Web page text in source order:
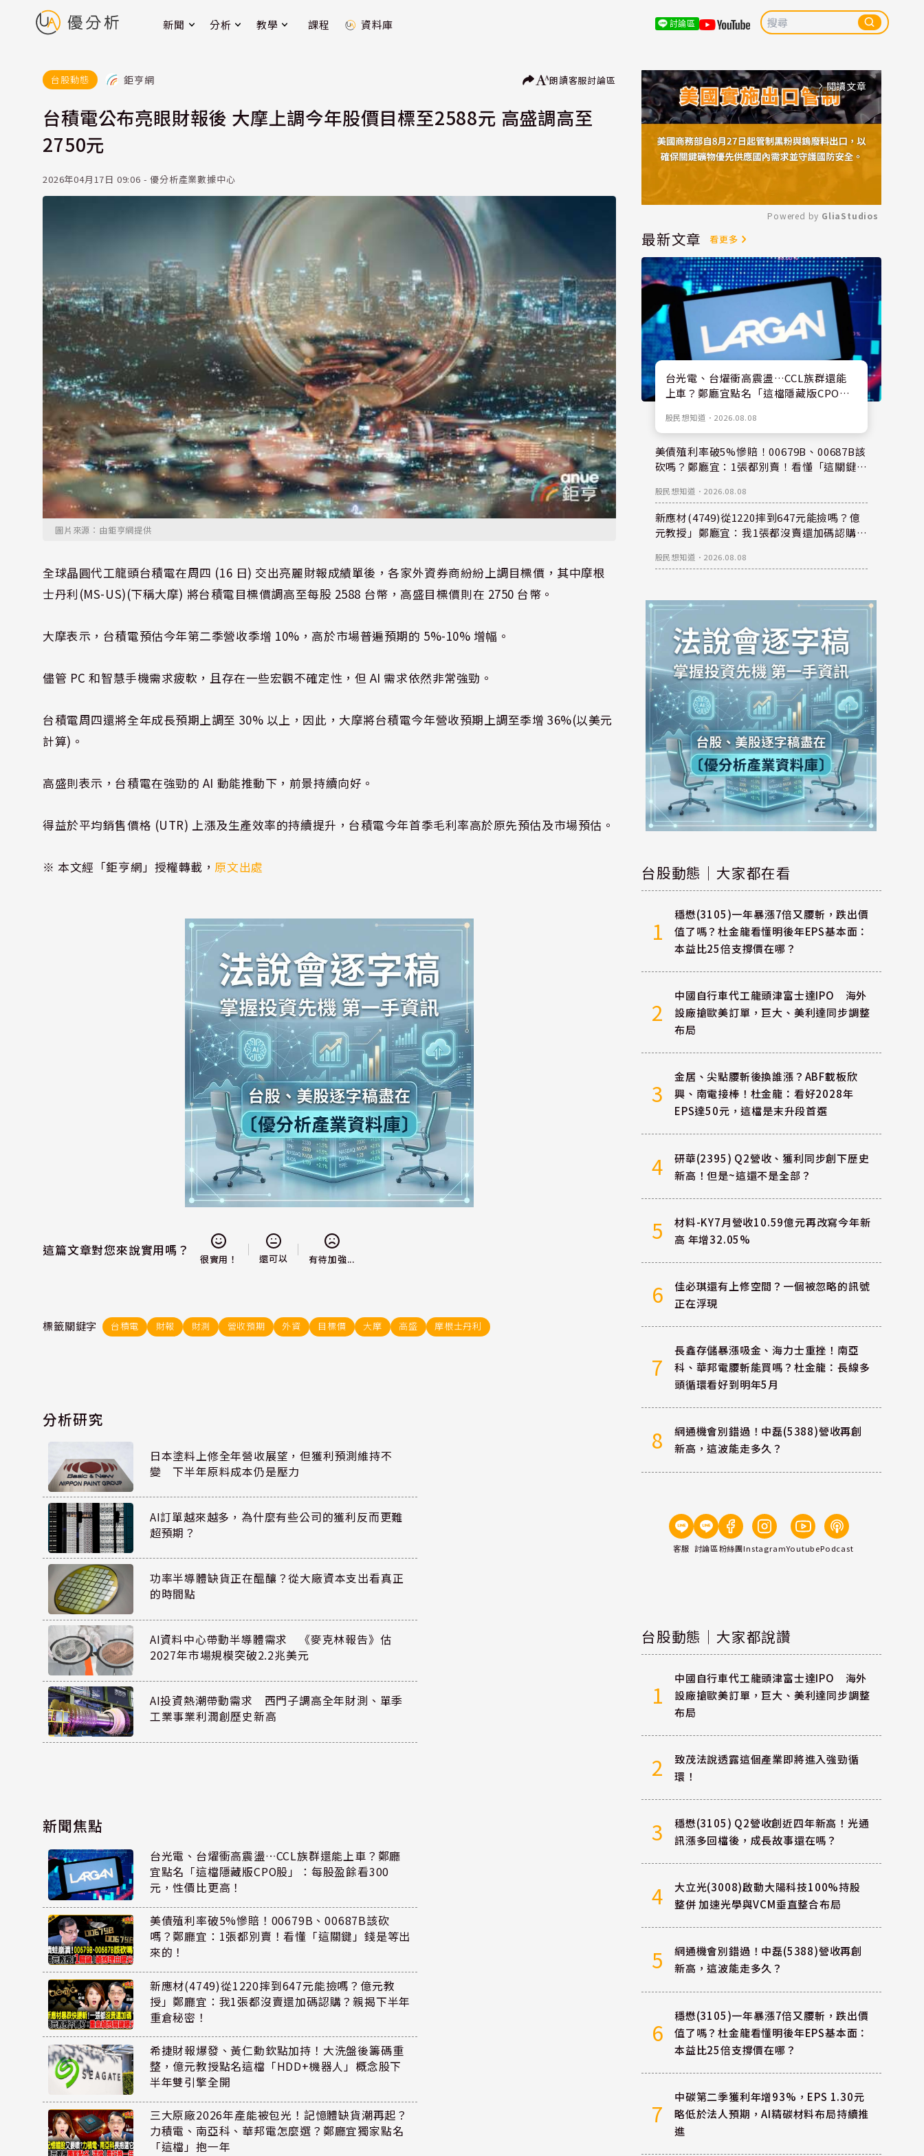
新聞 分析 教學 課程 資料庫 討論區
台股動態 鉅亨網 朗讀客服討論區
台積電公布亮眼財報後 大摩上調今年股價目標至2588元 高盛調高至
2750元
2026年04月17日 09:06 - 優分析產業數據中心
圖片來源：由鉅亨網提供
全球晶圓代工龍頭台積電在周四 (16 日) 交出亮麗財報成績單後，各家外資券商紛紛上調目標價，其中摩根
士丹利(MS-US)(下稱大摩) 將台積電目標價調高至每股 2588 台幣，高盛目標價則在 2750 台幣。
大摩表示，台積電預估今年第二季營收季增 10%，高於市場普遍預期的 5%-10% 增幅。
儘管 PC 和智慧手機需求疲軟，且存在一些宏觀不確定性，但 AI 需求依然非常強勁。
台積電周四還將全年成長預期上調至 30% 以上，因此，大摩將台積電今年營收預期上調至季增 36%(以美元
計算)。
高盛則表示，台積電在強勁的 AI 動能推動下，前景持續向好。
得益於平均銷售價格 (UTR) 上漲及生產效率的持續提升，台積電今年首季毛利率高於原先預估及市場預估。
※ 本文經「鉅亨網」授權轉載，原文出處
這篇文章對您來說實用嗎？
很實用！ 還可以 有待加強...
標籤關鍵字 台積電 財報 財測 營收預期 外資 目標價 大摩 高盛 摩根士丹利
分析研究
日本塗料上修全年營收展望，但獲利預測維持不
變 下半年原料成本仍是壓力
AI訂單越來越多，為什麼有些公司的獲利反而更難
超預期？
功率半導體缺貨正在醞釀？從大廠資本支出看真正
的時間點
AI資料中心帶動半導體需求 《麥克林報告》估
2027年市場規模突破2.2兆美元
AI投資熱潮帶動需求 西門子調高全年財測、單季
工業事業利潤創歷史新高
新聞焦點
台光電、台燿衝高震盪…CCL族群還能上車？鄭廳
宜點名「這檔隱藏版CPO股」：每股盈餘看300
元，性價比更高！
美債殖利率破5%慘賠！00679B、00687B該砍
嗎？鄭廳宜：1張都別賣！看懂「這關鍵」錢是等出
來的！
新應材(4749)從1220摔到647元能撿嗎？億元教
授」鄭廳宜：我1張都沒賣還加碼認購？親揭下半年
重倉秘密！
希捷財報爆發、黃仁勳欽點加持！大洗盤後籌碼重
整，億元教授點名這檔「HDD+機器人」概念股下
半年雙引擎全開
三大原廠2026年產能被包光！記憶體缺貨潮再起？
力積電、南亞科、華邦電怎麼選？鄭廳宜獨家點名
「這檔」抱一年
arrow_forward_ios 閱讀文章
Mute
Powered by GliaStudios
最新文章 看更多
台光電、台燿衝高震盪…CCL族群還能
上車？鄭廳宜點名「這檔隱藏版CPO
股民想知道 ． 2026.08.08
美債殖利率破5%慘賠！00679B、00687B該
砍嗎？鄭廳宜：1張都別賣！看懂「這關鍵」
股民想知道 ． 2026.08.08
新應材(4749)從1220摔到647元能撿嗎？億
元教授」鄭廳宜：我1張都沒賣還加碼認購？
股民想知道 ． 2026.08.08
台股動態｜大家都在看
1
穩懋(3105)一年暴漲7倍又腰斬，跌出價
值了嗎？杜金龍看懂明後年EPS基本面：
本益比25倍支撐價在哪？
2
中國自行車代工龍頭津富士達IPO 海外
設廠搶歐美訂單，巨大、美利達同步調整
布局
3
金居、尖點腰斬後換誰漲？ABF載板欣
興、南電接棒！杜金龍：看好2028年
EPS達50元，這檔是末升段首選
4
研華(2395) Q2營收、獲利同步創下歷史
新高！但是~這還不是全部？
5
材料-KY7月營收10.59億元再改寫今年新
高 年增32.05%
6
佳必琪還有上修空間？一個被忽略的訊號
正在浮現
7
長鑫存儲暴漲吸金、海力士重挫！南亞
科、華邦電腰斬能買嗎？杜金龍：長線多
頭循環看好到明年5月
8
網通機會別錯過！中磊(5388)營收再創
新高，這波能走多久？
客服 討論區粉絲團InstagramYoutubePodcast
台股動態｜大家都說讚
1
中國自行車代工龍頭津富士達IPO 海外
設廠搶歐美訂單，巨大、美利達同步調整
布局
2
致茂法說透露這個產業即將進入強勁循
環！
3
穩懋(3105) Q2營收創近四年新高！光通
訊漲多回檔後，成長故事還在嗎？
4
大立光(3008)啟動大陽科技100%持股
整併 加速光學與VCM垂直整合布局
5
網通機會別錯過！中磊(5388)營收再創
新高，這波能走多久？
6
穩懋(3105)一年暴漲7倍又腰斬，跌出價
值了嗎？杜金龍看懂明後年EPS基本面：
本益比25倍支撐價在哪？
7
中碳第二季獲利年增93%，EPS 1.30元
略低於法人預期，AI精碳材料布局持續推
進